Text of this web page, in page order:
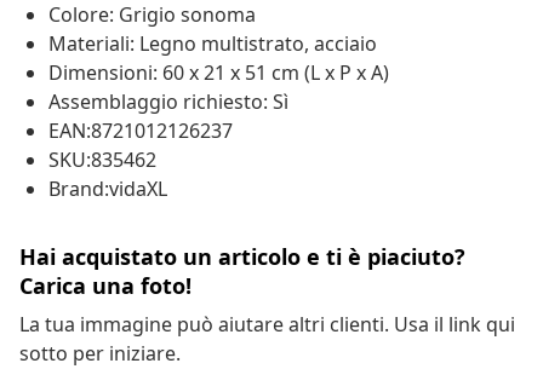
Colore: Grigio sonoma
Materiali: Legno multistrato, acciaio
Dimensioni: 60 x 21 x 51 cm (L x P x A)
Assemblaggio richiesto: Sì
EAN:8721012126237
SKU:835462
Brand:vidaXL
Hai acquistato un articolo e ti è piaciuto?
Carica una foto!
La tua immagine può aiutare altri clienti. Usa il link qui
sotto per iniziare.